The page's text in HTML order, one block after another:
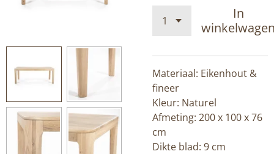
In
Materiaal: Eikenhout &
fineer
Kleur: Naturel
Afmeting: 200 x 100 x 76
cm
Dikte blad: 9 cm